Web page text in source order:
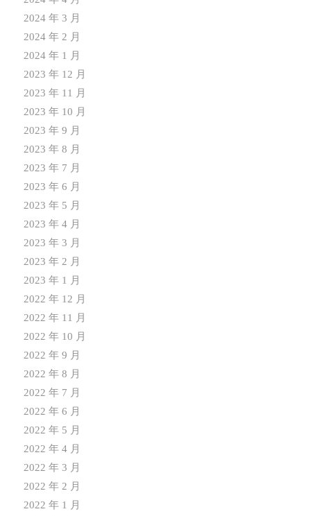
2024 年 3 月
2024 年 2 月
2024 年 1 月
2023 年 12 月
2023 年 11 月
2023 年 10 月
2023 年 9 月
2023 年 8 月
2023 年 7 月
2023 年 6 月
2023 年 5 月
2023 年 4 月
2023 年 3 月
2023 年 2 月
2023 年 1 月
2022 年 12 月
2022 年 11 月
2022 年 10 月
2022 年 9 月
2022 年 8 月
2022 年 7 月
2022 年 6 月
2022 年 5 月
2022 年 4 月
2022 年 3 月
2022 年 2 月
2022 年 1 月